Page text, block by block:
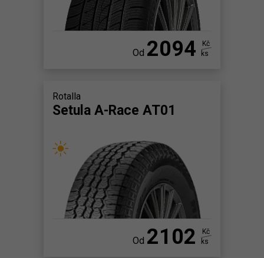
Od 2094
Kč
ks
Rotalla
Setula A-Race AT01
Od 2102
Kč
ks